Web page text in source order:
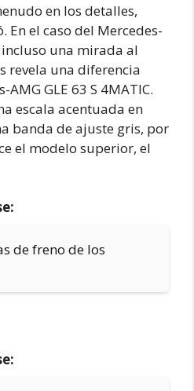
en los detalles,
En el caso del Mercedes-
incluso una mirada al
revela una diferencia
GLE 63 S 4MATIC.
escala acentuada en
banda de ajuste gris, por
el modelo superior, el
de freno de los